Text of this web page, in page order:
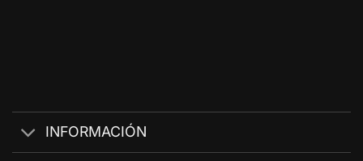
INFORMACIÓN